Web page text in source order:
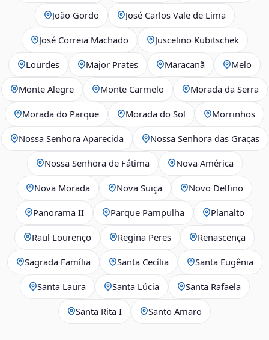
João Gordo José Carlos Vale de Lima
José Correia Machado Juscelino Kubitschek
Lourdes Major Prates Maracanã Melo
Monte Alegre Monte Carmelo Morada da Serra
Morada do Parque Morada do Sol Morrinhos
Nossa Senhora Aparecida Nossa Senhora das Graças
Nossa Senhora de Fátima Nova América
Nova Morada Nova Suiça Novo Delfino
Panorama II Parque Pampulha Planalto
Raul Lourenço Regina Peres Renascença
Sagrada Família Santa Cecília Santa Eugênia
Santa Laura Santa Lúcia Santa Rafaela
Santa Rita I Santo Amaro